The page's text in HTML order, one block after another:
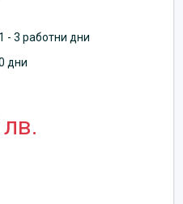
- 3 работни дни
дни